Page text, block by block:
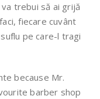
trebui să ai grijă
fiecare cuvânt
pe care-l tragi
because Mr.
barber shop